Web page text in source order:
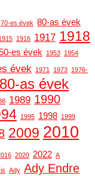
70-es évek 80-as évek
1916 1917 1918
es évek 1953 1954
évek 1971 1973 1976-
as évek
1989 1990
1995 1998 1999
2009 2010
2020 2022 A
Ady Ady Endre